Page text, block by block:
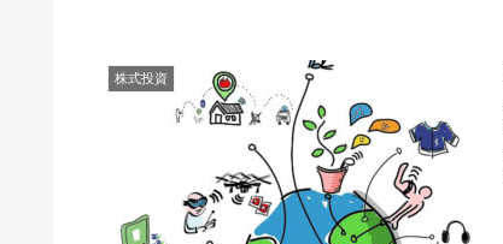
株式投資